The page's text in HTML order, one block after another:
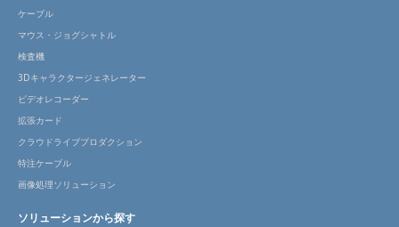
ケーブル
マウス・ジョグシャトル
検査機
3Dキャラクタージェネレーター
ビデオレコーダー
拡張カード
クラウドライブプロダクション
特注ケーブル
画像処理ソリューション
ソリューションから探す